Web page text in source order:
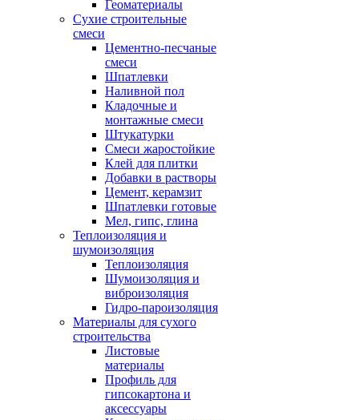
Геоматериалы
Сухие строительные
смеси
Цементно-песчаные
смеси
Шпатлевки
Наливной пол
Кладочные и
монтажные смеси
Штукатурки
Смеси жаростойкие
Клей для плитки
Добавки в растворы
Цемент, керамзит
Шпатлевки готовые
Мел, гипс, глина
Теплоизоляция и
шумоизоляция
Теплоизоляция
Шумоизоляция и
виброизоляция
Гидро-пароизоляция
Материалы для сухого
строительства
Листовые
материалы
Профиль для
гипсокартона и
аксессуары